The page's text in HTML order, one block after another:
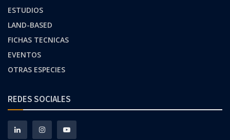
ESTUDIOS
LAND-BASED
FICHAS TECNICAS
EVENTOS
OTRAS ESPECIES
REDES SOCIALES